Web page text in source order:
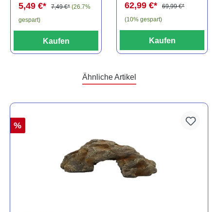
5,49 €* 7,49 €* (26.7%
gespart)
Kaufen
62,99 €*
69,99 €*
(10% gespart)
Kaufen
Ähnliche Artikel
%